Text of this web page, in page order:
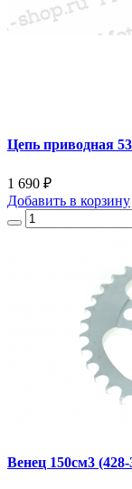
Цепь приводная
1 690 ₽
Добавить в корзину
Венец 150см3